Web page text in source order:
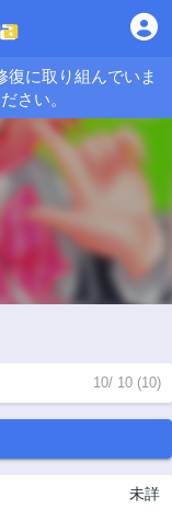
復に取り組んでいま
さい。
10/ 10 (10)
未詳